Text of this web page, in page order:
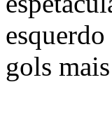
gols